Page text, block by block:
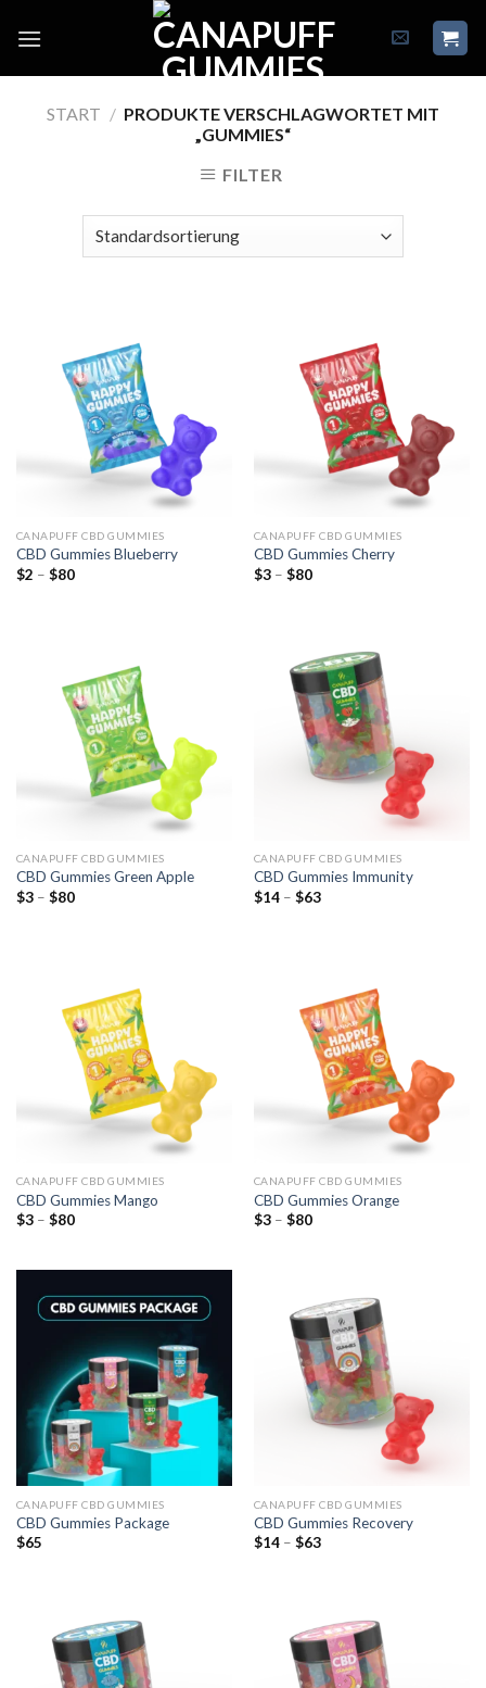
START / PRODUKTE VERSCHLAGWORTET MIT
„GUMMIES“
FILTER
CANAPUFF CBD GUMMIES
CBD Gummies Blueberry
$2 – $80Preisspanne:
CANAPUFF CBD GUMMIES
CBD Gummies Cherry
$3 – $80Preisspanne:
CANAPUFF CBD GUMMIES
CBD Gummies Green Apple
$3 – $80Preisspanne:
CANAPUFF CBD GUMMIES
CBD Gummies Immunity
$14 – $63Preisspanne:
CANAPUFF CBD GUMMIES
CBD Gummies Mango
$3 – $80Preisspanne:
CANAPUFF CBD GUMMIES
CBD Gummies Orange
$3 – $80Preisspanne:
CANAPUFF CBD GUMMIES
CBD Gummies Package
$65
CANAPUFF CBD GUMMIES
CBD Gummies Recovery
$14 – $63Preisspanne: